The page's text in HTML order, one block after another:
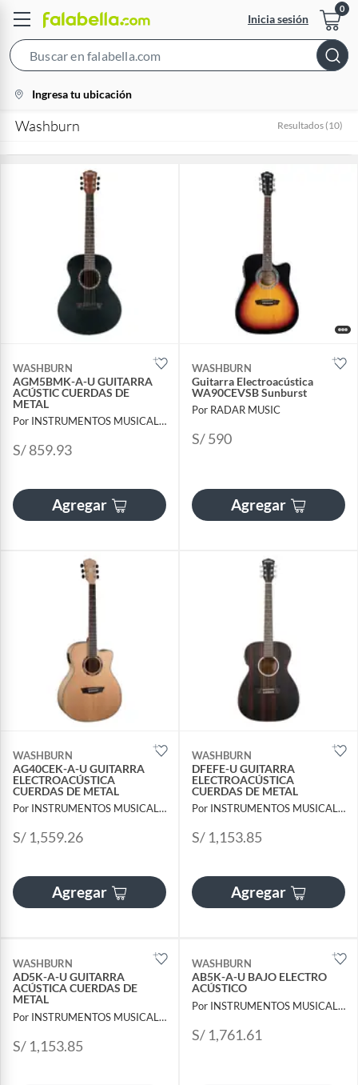
Inicia sesión
Bar
location-
icon
Ingresa tu ubicación
Washburn Resultados (10)
WASHBURN
AGM5BMK-A-U GUITARRA
ACÚSTIC CUERDAS DE
METAL
Por INSTRUMENTOS MUSICALES AYMARA
S/ 859.93
Agregar
WASHBURN
Guitarra Electroacústica
WA90CEVSB Sunburst
Por RADAR MUSIC
S/ 590
Agregar
WASHBURN
AG40CEK-A-U GUITARRA
ELECTROACÚSTICA
CUERDAS DE METAL
Por INSTRUMENTOS MUSICALES AYMARA
S/ 1,559.26
Agregar
WASHBURN
DFEFE-U GUITARRA
ELECTROACÚSTICA
CUERDAS DE METAL
Por INSTRUMENTOS MUSICALES AYMARA
S/ 1,153.85
Agregar
WASHBURN
AD5K-A-U GUITARRA
ACÚSTICA CUERDAS DE
METAL
Por INSTRUMENTOS MUSICALES AYMARA
S/ 1,153.85
WASHBURN
AB5K-A-U BAJO ELECTRO
ACÚSTICO
Por INSTRUMENTOS MUSICALES AYMARA
S/ 1,761.61